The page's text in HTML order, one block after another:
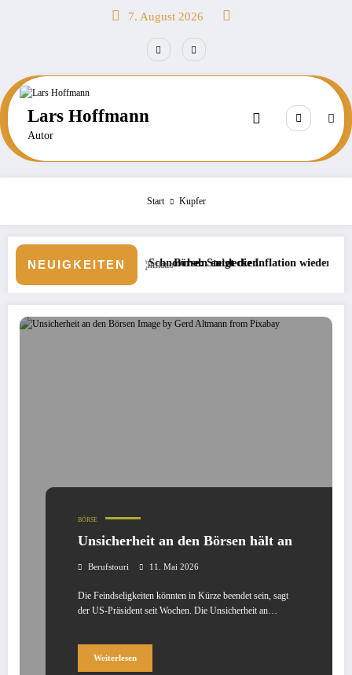
7. August 2026
Lars Hoffmann
Autor
Start Kupfer
NEUIGKEITEN
Schnorcheln entdecken
Börse: Steigt die Inflation wieder? Neue
BÖRSE
Unsicherheit an den Börsen hält an
Berufstouri 11. Mai 2026
Die Feindseligkeiten könnten in Kürze beendet sein, sagt
der US-Präsident seit Wochen. Die Unsicherheit an…
Weiterlesen